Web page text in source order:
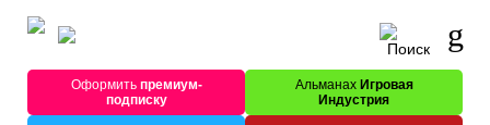
Оформитьпремиум-
подписку
Альманах Игровая
Индустрия